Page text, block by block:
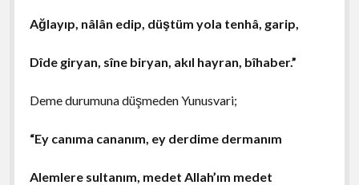
Ağlayıp, nâlân edip, düştüm yola tenhâ, garip,
Dîde giryan, sîne biryan, akıl hayran, bîhaber.”
Deme durumuna düşmeden Yunusvari;
“Ey canıma cananım, ey derdime dermanım
Alemlere sultanım, medet Allah’ım medet